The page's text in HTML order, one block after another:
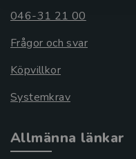
046-31 21 00
Frågor och svar
Köpvillkor
Systemkrav
Allmänna länkar